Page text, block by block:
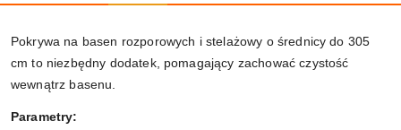
Pokrywa na basen rozporowych i stelażowy o średnicy do 305
cm to niezbędny dodatek, pomagający zachować czystość
wewnątrz basenu.
Parametry: